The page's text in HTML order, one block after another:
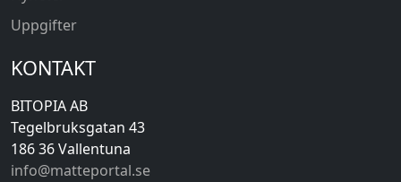
Uppgifter
KONTAKT
BITOPIA AB
Tegelbruksgatan 43
186 36 Vallentuna
info@matteportal.se